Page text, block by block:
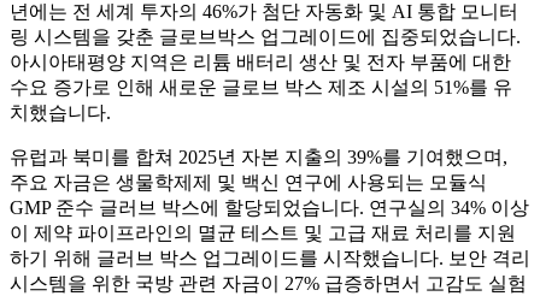
년에는 전 세계 투자의 46%가 첨단 자동화 및 AI 통합 모니터
링 시스템을 갖춘 글로브박스 업그레이드에 집중되었습니다.
아시아태평양 지역은 리튬 배터리 생산 및 전자 부품에 대한
수요 증가로 인해 새로운 글로브 박스 제조 시설의 51%를 유
치했습니다.
유럽과 북미를 합쳐 2025년 자본 지출의 39%를 기여했으며,
주요 자금은 생물학제제 및 백신 연구에 사용되는 모듈식
GMP 준수 글러브 박스에 할당되었습니다. 연구실의 34% 이상
이 제약 파이프라인의 멸균 테스트 및 고급 재료 처리를 지원
하기 위해 글러브 박스 업그레이드를 시작했습니다. 보안 격리
시스템을 위한 국방 관련 자금이 27% 급증하면서 고감도 실험